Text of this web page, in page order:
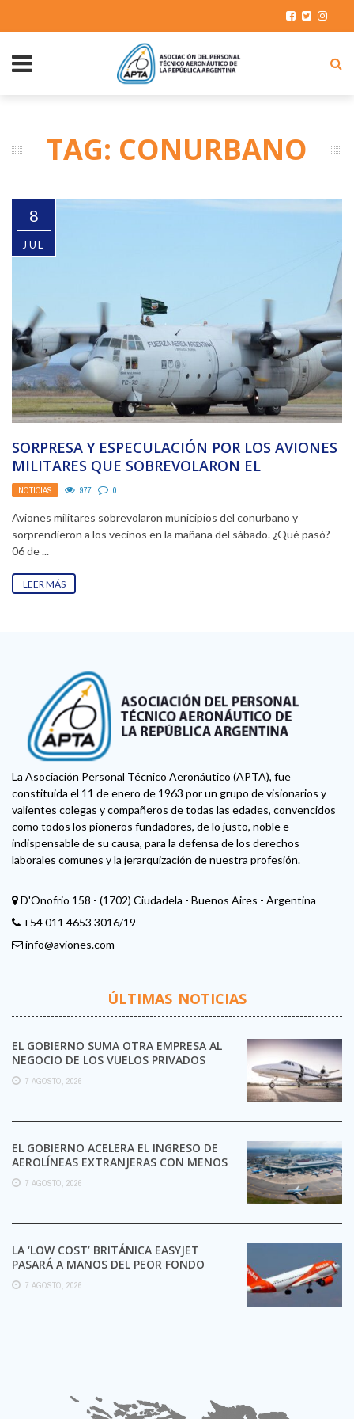
TAG: CONURBANO
8
JUL
SORPRESA Y ESPECULACIÓN POR LOS AVIONES
MILITARES QUE SOBREVOLARON EL
CONURBANO
NOTICIAS 977 0
Aviones militares sobrevolaron municipios del conurbano y
sorprendieron a los vecinos en la mañana del sábado. ¿Qué pasó?
06 de ...
LEER MÁS
La Asociación Personal Técnico Aeronáutico (APTA), fue
constituida el 11 de enero de 1963 por un grupo de visionarios y
valientes colegas y compañeros de todas las edades, convencidos
como todos los pioneros fundadores, de lo justo, noble e
indispensable de su causa, para la defensa de los derechos
laborales comunes y la jerarquización de nuestra profesión.
D'Onofrio 158 - (1702) Ciudadela - Buenos Aires - Argentina
+54 011 4653 3016/19
info@aviones.com
ÚLTIMAS NOTICIAS
EL GOBIERNO SUMA OTRA EMPRESA AL
NEGOCIO DE LOS VUELOS PRIVADOS
7 AGOSTO, 2026
EL GOBIERNO ACELERA EL INGRESO DE
AEROLÍNEAS EXTRANJERAS CON MENOS
TRÁMITES
7 AGOSTO, 2026
LA ‘LOW COST’ BRITÁNICA EASYJET
PASARÁ A MANOS DEL PEOR FONDO
POSIBLE:
7 AGOSTO, 2026